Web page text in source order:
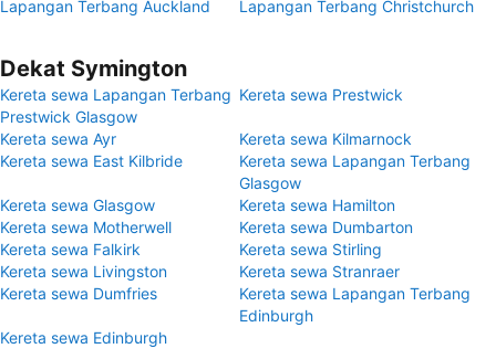
Lapangan Terbang Auckland
Lapangan Terbang Christchurch
Dekat Symington
Kereta sewa Lapangan Terbang
Prestwick Glasgow
Kereta sewa Prestwick
Kereta sewa Ayr
Kereta sewa Kilmarnock
Kereta sewa East Kilbride
Kereta sewa Lapangan Terbang
Glasgow
Kereta sewa Glasgow
Kereta sewa Hamilton
Kereta sewa Motherwell
Kereta sewa Dumbarton
Kereta sewa Falkirk
Kereta sewa Stirling
Kereta sewa Livingston
Kereta sewa Stranraer
Kereta sewa Dumfries
Kereta sewa Lapangan Terbang
Edinburgh
Kereta sewa Edinburgh